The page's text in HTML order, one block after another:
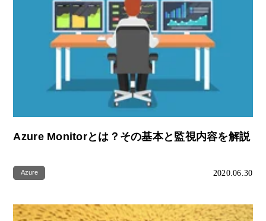
Azure Monitorとは？その基本と監視内容を解説
Azure 2020.06.30